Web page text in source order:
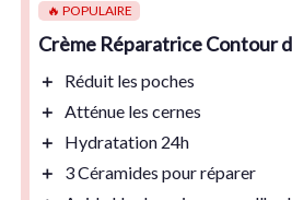
🔥 POPULAIRE
Crème Réparatrice Contour
＋ Réduit les poches
＋
Atténue les cernes
＋
Hydratation 24h
＋
3 Céramides pour réparer